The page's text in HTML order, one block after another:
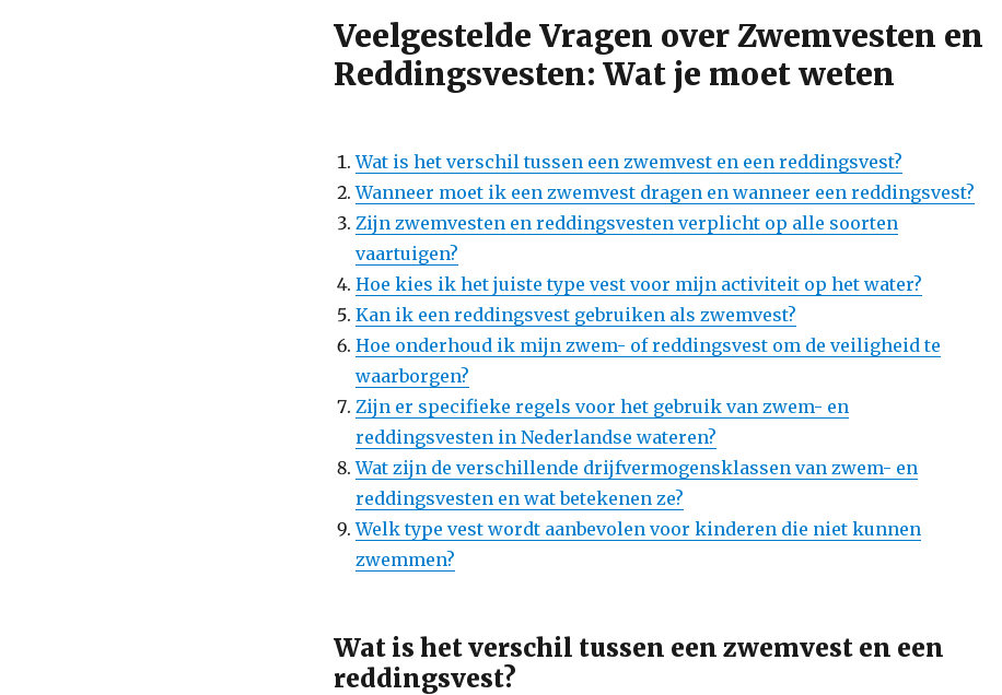
Veelgestelde Vragen over Zwemvesten en
Reddingsvesten: Wat je moet weten
Wat is het verschil tussen een zwemvest en een reddingsvest?
Wanneer moet ik een zwemvest dragen en wanneer een reddingsvest?
Zijn zwemvesten en reddingsvesten verplicht op alle soorten
vaartuigen?
Hoe kies ik het juiste type vest voor mijn activiteit op het water?
Kan ik een reddingsvest gebruiken als zwemvest?
Hoe onderhoud ik mijn zwem- of reddingsvest om de veiligheid te
waarborgen?
Zijn er specifieke regels voor het gebruik van zwem- en
reddingsvesten in Nederlandse wateren?
Wat zijn de verschillende drijfvermogensklassen van zwem- en
reddingsvesten en wat betekenen ze?
Welk type vest wordt aanbevolen voor kinderen die niet kunnen
zwemmen?
Wat is het verschil tussen een zwemvest en een
reddingsvest?